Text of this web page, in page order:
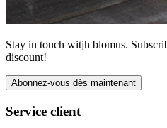
Stay in touch witjh blomus.
discount!
Abonnez-vous dès maintenant
Service client